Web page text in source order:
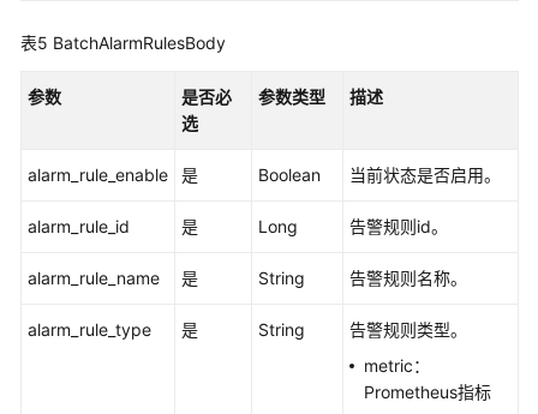
（阿
扎
表5 BatchAlarmRulesBody
参数
是否必
选
参数类型 描述
alarm_rule_enable 是 Boolean 当前状态是否启用。
alarm_rule_id 是 Long 告警规则id。
alarm_rule_name 是 String 告警规则名称。
alarm_rule_type 是 String
告警规则类型。
metric：
Prometheus指标